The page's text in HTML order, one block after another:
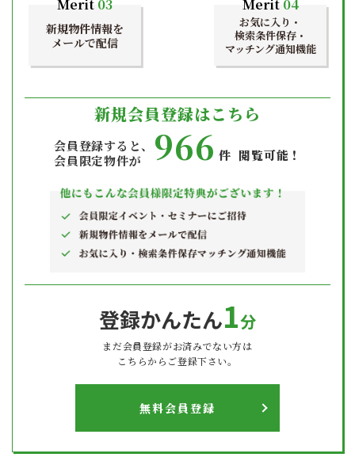
Merit 03
新規物件情報を
メールで配信
Merit04
お気に入り・
検索条件保存・
マッチング通知機能
新規会員登録はこちら
会員登録すると、
会員限定物件が
966 件 閲覧可能！
登録かんたん1分
まだ会員登録がお済みでない方は
こちらからご登録下さい。
無料会員登録